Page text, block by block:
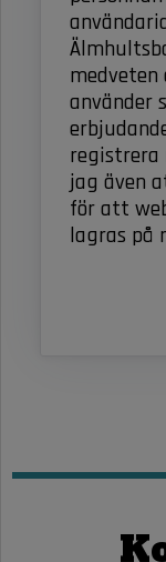
använder
jag även
för att
lagras på